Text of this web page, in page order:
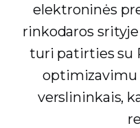
elektroninės
rinkodaros
turi patirties su
optimizavimu
verslininkais,